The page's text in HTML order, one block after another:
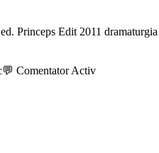
Princeps Edit 2011
💬 Comentator Activ